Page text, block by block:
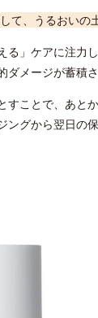
て、うるおいの
る」ケアに注力
メージが蓄積さ
すことで、あと
ングから翌日の